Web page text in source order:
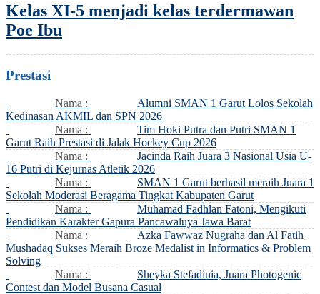
Kelas XI-5 menjadi kelas terdermawan
Poe Ibu
Prestasi
Nama :
Alumni SMAN 1 Garut Lolos Sekolah
Kedinasan AKMIL dan SPN 2026
Nama :
Tim Hoki Putra dan Putri SMAN 1
Garut Raih Prestasi di Jalak Hockey Cup 2026
Nama :
Jacinda Raih Juara 3 Nasional Usia U-
16 Putri di Kejurnas Atletik 2026
Nama :
SMAN 1 Garut berhasil meraih Juara 1
Sekolah Moderasi Beragama Tingkat Kabupaten Garut
Nama :
Muhamad Fadhlan Fatoni, Mengikuti
Pendidikan Karakter Gapura Pancawaluya Jawa Barat
Nama :
Azka Fawwaz Nugraha dan Al Fatih
Mushadaq Sukses Meraih Broze Medalist in Informatics & Problem
Solving
Nama :
Sheyka Stefadinia, Juara Photogenic
Contest dan Model Busana Casual